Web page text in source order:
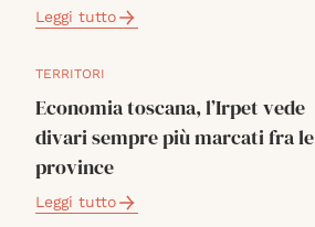
Leggi tutto
TERRITORI
Economia toscana, l’Irpet vede
divari sempre più marcati fra le
province
Leggi tutto